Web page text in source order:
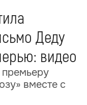
Деду
видео
вместе с